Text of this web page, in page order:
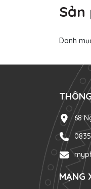
Sản
Danh
68
MẠNG